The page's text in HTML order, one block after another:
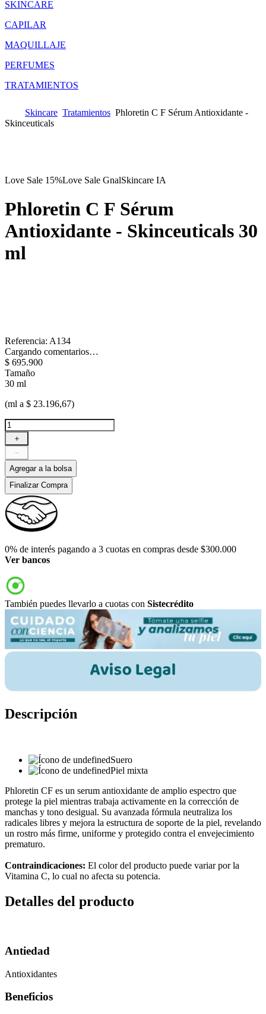
SKINCARE
CAPILAR
MAQUILLAJE
PERFUMES
TRATAMIENTOS
Skincare Tratamientos Phloretin C F Sérum Antioxidante -
Skinceuticals
Love Sale 15%Love Sale GnalSkincare IA
Phloretin C F Sérum
Antioxidante - Skinceuticals 30
ml
Referencia: A134
Cargando comentarios…
$ 695.900
Tamaño
30 ml
(ml a $ 23.196,67)
＋
－
Agregar a la bolsa
Finalizar Compra
0% de interés pagando a 3 cuotas en compras desde $300.000
Ver bancos
También puedes llevarlo a cuotas con Sistecrédito
Descripción
Suero
Piel mixta
Phloretin CF es un serum antioxidante de amplio espectro que
protege la piel mientras trabaja activamente en la corrección de
manchas y tono desigual. Su avanzada fórmula neutraliza los
radicales libres y mejora la estructura de soporte de la piel, revelando
un rostro más firme, uniforme y protegido contra el envejecimiento
prematuro.
Contraindicaciones: El color del producto puede variar por la
Vitamina C, lo cual no afecta su potencia.
Detalles del producto
Antiedad
Antioxidantes
Beneficios